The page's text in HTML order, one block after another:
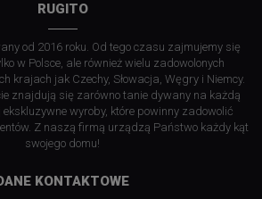
RUGITO
od 2016 roku. Od tego czasu zajmujemy się
w Polsce, ale również wielu zadowolonych
krajach jak Czechy, Słowacja, Węgry i Niemcy.
znajdują się zarówno tanie dywany na każdą
wyroby, które powinny zadowolić
Z naszą firmą urządzą Państwo każdy kąt
swojego domu!
KONTAKTOWE